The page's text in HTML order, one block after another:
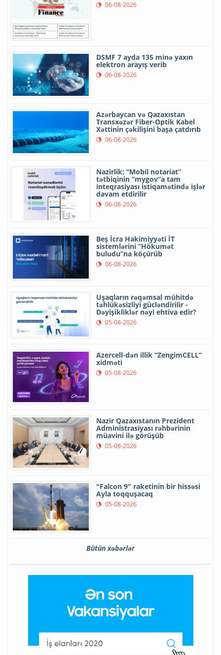
06-08-2026
DSMF 7 ayda 135 minə yaxın
elektron arayış verib
06-08-2026
Azərbaycan və Qazaxıstan
Transxəzər Fiber-Optik Kabel
Xəttinin çəkilişini başa çatdırıb
06-08-2026
Nazirlik: “Mobil notariat”
tətbiqinin “mygov”a tam
inteqrasiyası istiqamətində işlər
davam etdirilir
06-08-2026
Beş İcra Hakimiyyəti İT
sistemlərini “Hökumət
buludu”na köçürüb
06-08-2026
Uşaqların rəqəmsal mühitdə
təhlükəsizliyi gücləndirilir -
Dəyişikliklər nəyi ehtiva edir?
05-08-2026
Azercell-dən illik “ZengimCELL”
xidməti
05-08-2026
Nazir Qazaxıstanın Prezident
Administrasiyası rəhbərinin
müavini ilə görüşüb
05-08-2026
"Falcon 9" raketinin bir hissəsi
Ayla toqquşacaq
05-08-2026
Bütün xəbərlər